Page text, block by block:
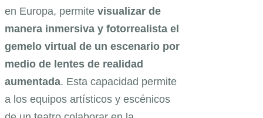
en Europa, permite visualizar de
manera inmersiva y fotorrealista el
gemelo virtual de un escenario por
medio de lentes de realidad
aumentada. Esta capacidad permite
a los equipos artísticos y escénicos